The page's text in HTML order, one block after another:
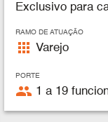
Exclusivo para
RAMO DE ATUAÇÃO
apps Varejo
PORTE
people 1 a 19